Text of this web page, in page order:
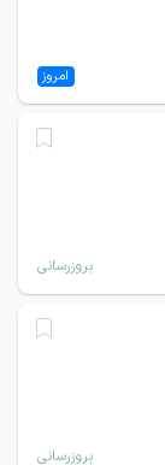
امروز
بروزرسانی
بروزرسانی